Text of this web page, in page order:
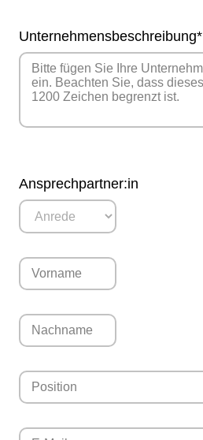
Pflichtfeld
Unternehmensbeschreibung*
Ansprechpartner:in